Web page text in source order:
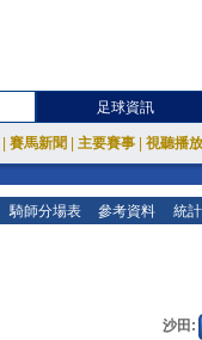
足球資訊
賽馬新聞 主要賽事 視聽播
騎師分場表 參考資料 統
沙田: